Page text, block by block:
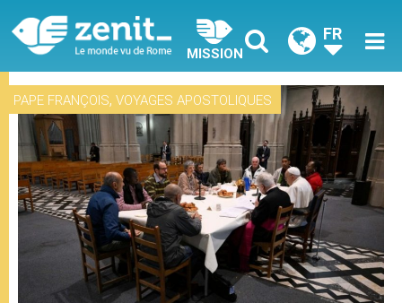
MISSION
FR
PAPE FRANÇOIS, VOYAGES APOSTOLIQUES